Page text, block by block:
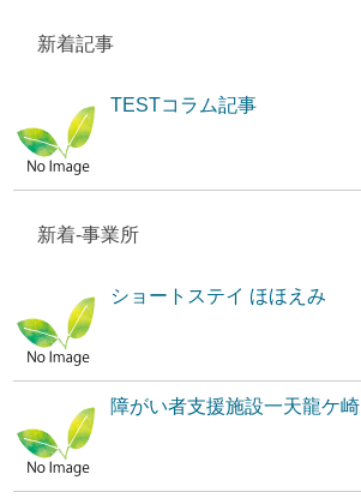
新着記事
TESTコラム記事
新着-事業所
ショートステイ ほほえみ
障がい者支援施設一天龍ケ崎